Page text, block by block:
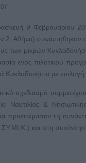
9 Φεβρουαρίου
2, Αθήνα) συναντήθηκαν
των μικρών
ενός πιλοτικού
Κυκλαδονήσια με επιλογή.
σχεδιασμό
Ναυτιλίας &
προετοίμασαν τη
και στη